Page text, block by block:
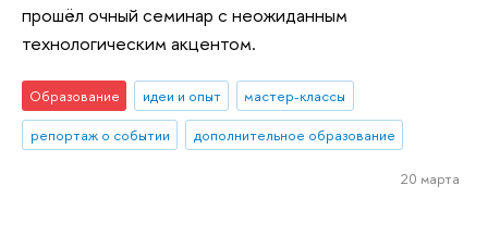
прошёл очный семинар с неожиданным
технологическим акцентом.
Образование идеи и опыт
мастер-классы
репортаж о событии
дополнительное образование
20 марта